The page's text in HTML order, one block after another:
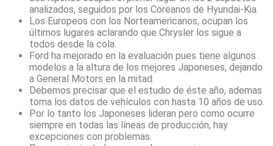
analizados, seguidos por los Coreanos de Hyundai-Kia.
Los Europeos con los Norteamericanos, ocupan los
últimos lugares aclarando que Chrysler los sigue a
todos desde la cola.
Ford ha mejorado en la evaluación pues tiene algunos
modelos a la altura de los mejores Japoneses, dejando
a General Motors en la mitad.
Debemos precisar que el estudio de éste año, ademas
toma los datos de vehículos con hasta 10 años de uso.
Por lo tanto los Japoneses lideran pero como ocurre
siempre en todas las líneas de producción, hay
excepciones con problemas.